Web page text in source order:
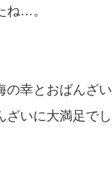
ね…。
の幸とおばんざい
ざいに大満足でし